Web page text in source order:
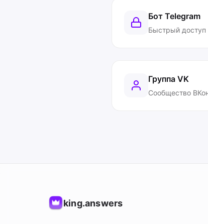
Бот Telegram
Быстрый доступ
Группа VK
Сообщество
king.answers